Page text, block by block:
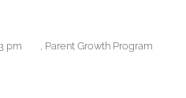
pm , Parent Growth Program